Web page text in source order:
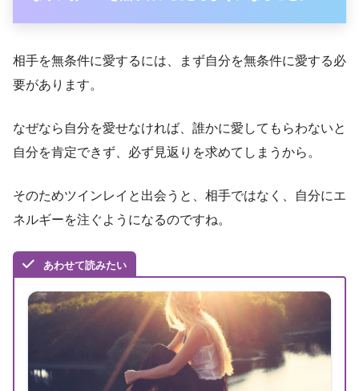
相手を無条件に愛するには、まず自分を無条件に愛する必
要があります。
なぜなら自分を愛せなければ、誰かに愛してもらわないと
自分を肯定できず、必ず見返りを求めてしまうから。
そのためツインレイと出会うと、相手ではなく、自分にエ
ネルギーを注ぐようになるのですね。
あわせて読みたい